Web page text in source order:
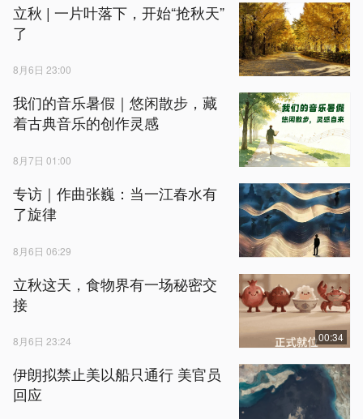
立秋 | 一片叶落下，开始“抢秋天”
了
8月6日 23:00
我们的音乐暑假｜悠闲散步，藏
着古典音乐的创作灵感
8月7日 01:00
专访｜作曲张巍：当一江春水有
了旋律
8月6日 06:29
立秋这天，食物界有一场秘密交
接
8月6日 23:24 00:34
伊朗拟禁止美以船只通行 美官员
回应